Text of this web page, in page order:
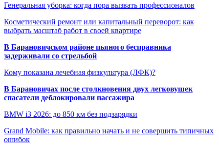
Генеральная уборка: когда пора вызвать профессионалов
Косметический ремонт или капитальный переворот: как
выбрать масштаб работ в своей квартире
В Барановичском районе пьяного бесправника
задерживали со стрельбой
Кому показана лечебная физкультура (ЛФК)?
В Барановичах после столкновения двух легковушек
спасатели деблокировали пассажира
BMW i3 2026: до 850 км без подзарядки
Grand Mobile: как правильно начать и не совершить типичных
ошибок